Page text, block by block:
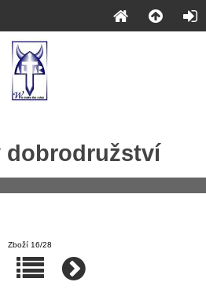
dobrodružství
Zboží 16/28